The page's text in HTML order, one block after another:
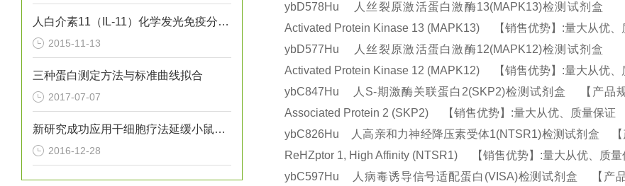
人白介素11（IL-11）化学发光免疫分析试剂盒
2015-11-13
三种蛋白测定方法与标准曲线拟合
2017-07-07
新研究成功应用干细胞疗法延缓小鼠亨廷顿氏病进展
2016-12-28
ybD578Hu 人丝裂原激活蛋白激酶13(MAPK13)检测试剂盒
Activated Protein Kinase 13 (MAPK13) 【销售优势】:量大从优
ybD577Hu 人丝裂原激活蛋白激酶12(MAPK12)检测试剂盒
Activated Protein Kinase 12 (MAPK12) 【销售优势】:量大从优
ybC847Hu 人S-期激酶关联蛋白2(SKP2)检测试剂盒 【产品
Associated Protein 2 (SKP2) 【销售优势】:量大从优、质量保
ybC826Hu 人高亲和力神经降压素受体1(NTSR1)检测试剂盒
ReHZptor 1, High Affinity (NTSR1) 【销售优势】:量大从优、质
ybC597Hu 人病毒诱导信号适配蛋白(VISA)检测试剂盒 【产